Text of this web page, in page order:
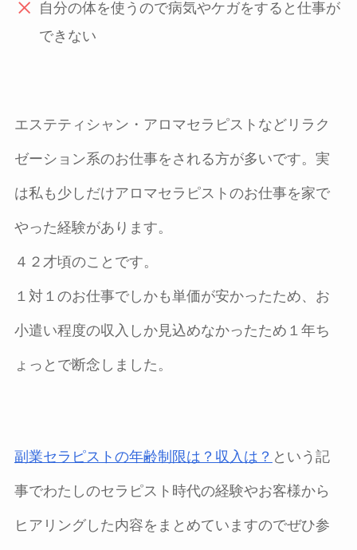
自分の体を使うので病気やケガをすると仕事が
できない
エステティシャン・アロマセラピストなどリラク
ゼーション系のお仕事をされる方が多いです。実
は私も少しだけアロマセラピストのお仕事を家で
やった経験があります。
４２才頃のことです。
１対１のお仕事でしかも単価が安かったため、お
小遣い程度の収入しか見込めなかったため１年ち
ょっとで断念しました。
副業セラピストの年齢制限は？収入は？ という記
事でわたしのセラピスト時代の経験やお客様から
ヒアリングした内容をまとめていますのでぜひ参